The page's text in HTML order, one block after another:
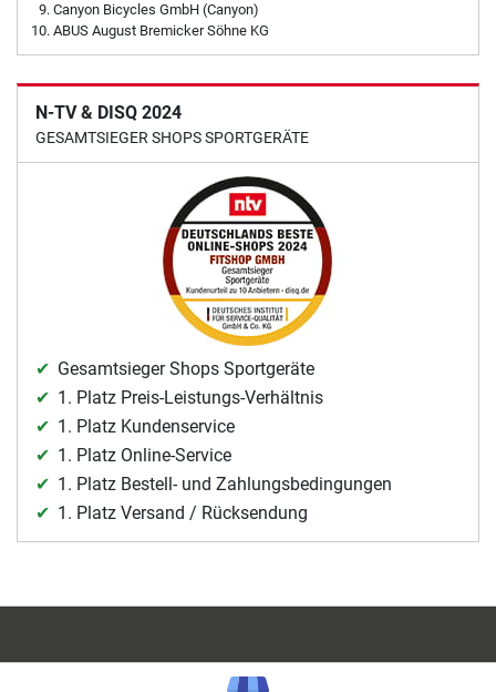
Canyon Bicycles GmbH (Canyon)
ABUS August Bremicker Söhne KG
N-TV & DISQ 2024
GESAMTSIEGER SHOPS SPORTGERÄTE
Gesamtsieger Shops Sportgeräte
1. Platz Preis-Leistungs-Verhältnis
1. Platz Kundenservice
1. Platz Online-Service
1. Platz Bestell- und Zahlungsbedingungen
1. Platz Versand / Rücksendung